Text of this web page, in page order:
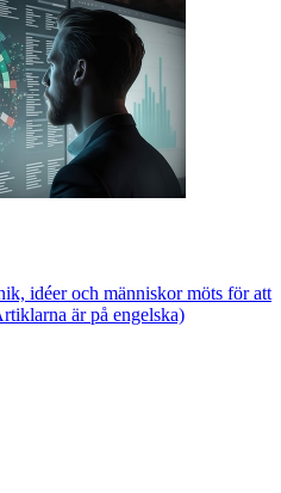
idéer och människor möts för att
är på engelska)